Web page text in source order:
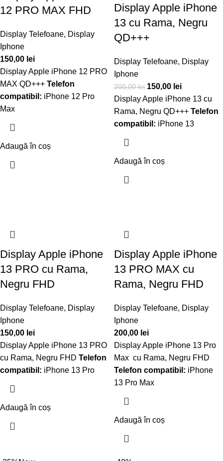
12 PRO MAX FHD
Display Telefoane, Display
Iphone
150,00 lei
Display Apple iPhone 12 PRO
MAX QD+++ Telefon
compatibil: iPhone 12 Pro
Max
Adaugă în coș
Display Apple iPhone
13 cu Rama, Negru
QD+++
Display Telefoane, Display
Iphone
200,00lei 150,00 lei
Display Apple iPhone 13 cu
Rama, Negru QD+++ Telefon
compatibil: iPhone 13
Adaugă în coș
Display Apple iPhone
13 PRO cu Rama,
Negru FHD
Display Telefoane, Display
Iphone
150,00 lei
Display Apple iPhone 13 PRO
cu Rama, Negru FHD Telefon
compatibil: iPhone 13 Pro
Adaugă în coș
Display Apple iPhone
13 PRO MAX cu
Rama, Negru FHD
Display Telefoane, Display
Iphone
200,00 lei
Display Apple iPhone 13 Pro
Max cu Rama, Negru FHD
Telefon compatibil: iPhone
13 Pro Max
Adaugă în coș